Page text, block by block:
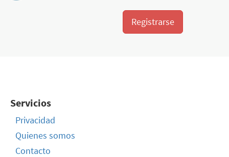
Registrarse
Servicios
Privacidad
Quienes somos
Contacto